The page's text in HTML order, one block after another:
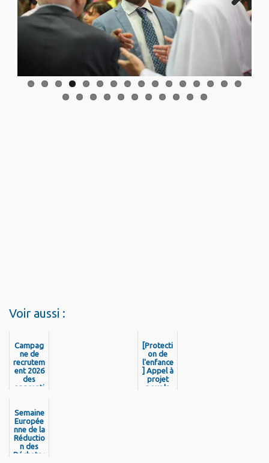
Previo
Next
Voir aussi :
Campag
ne de
recrutem
ent 2026
des
apprenti
té
Territori
ale de
Guyane
[Protecti
on de
l'enfance
] Appel à
projet
pour la
Semaine
Europée
nne de la
Réductio
n des
Déchets :